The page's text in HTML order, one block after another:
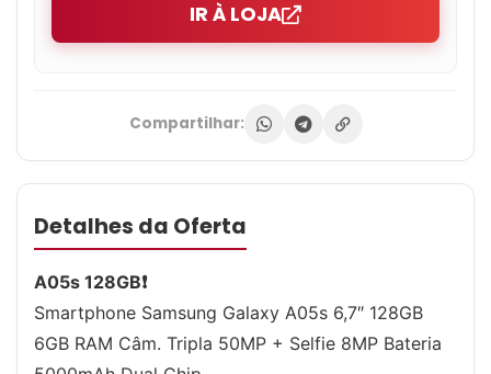
IR À LOJA
Compartilhar:
Detalhes da Oferta
A05s 128GB❗️
Smartphone Samsung Galaxy A05s 6,7″ 128GB
6GB RAM Câm. Tripla 50MP + Selfie 8MP Bateria